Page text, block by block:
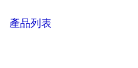
產品列表